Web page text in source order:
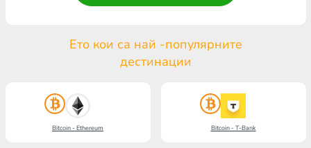
Ето кои са най -популярните
дестинации
Bitcoin - Ethereum Bitcoin - T-Bank